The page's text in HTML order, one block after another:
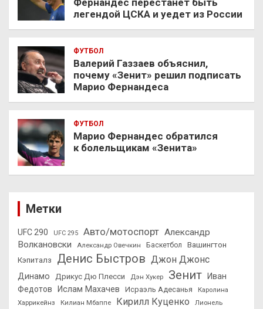
Фернандес перестанет быть
легендой ЦСКА и уедет из России
ФУТБОЛ
Валерий Газзаев объяснил,
почему «Зенит» решил подписать
Марио Фернандеса
ФУТБОЛ
Марио Фернандес обратился
к болельщикам «Зенита»
Метки
UFC 290 UFC 295 Авто/мотоспорт Александр
Волкановски
Александр Овечкин Баскетбол
Вашингтон
Кэпиталз
Денис Быстров Джон Джонс
Динамо Дрикус Дю Плесси Дэн Хукер Зенит
Иван
Федотов
Ислам Махачев Исраэль Адесанья
Каролина
Харрикейнз
Килиан Мбаппе Кирилл Куценко
Лионель